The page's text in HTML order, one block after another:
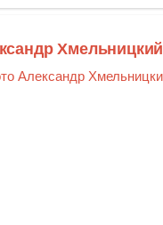
Хмельницкий